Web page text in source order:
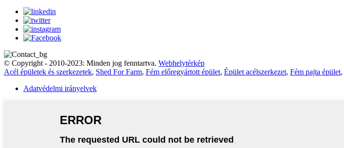
© Copyright - 2010-2023: Minden jog fenntartva. Webhelytérkép
Acél épületek és szerkezetek, Shed For Farm, Fém előregyártott épület, Épület acélszerkezet, Fém pajta épület,
Adatvédelmi irányelvek